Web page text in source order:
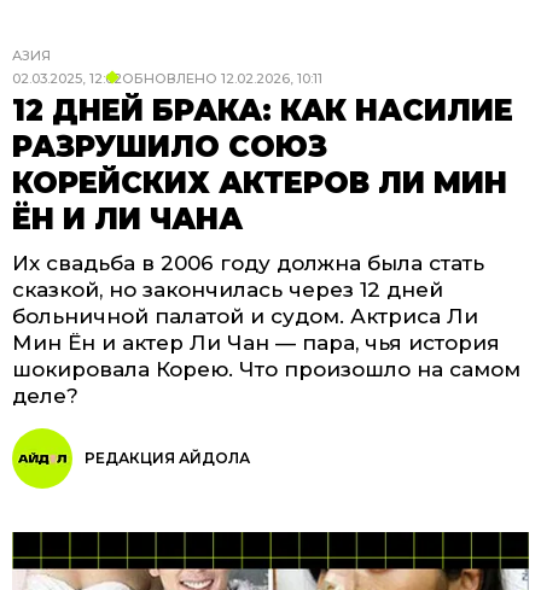
АЗИЯ
02.03.2025, 12:02ОБНОВЛЕНО 12.02.2026, 10:11
12 ДНЕЙ БРАКА: КАК НАСИЛИЕ
РАЗРУШИЛО СОЮЗ
КОРЕЙСКИХ АКТЕРОВ ЛИ МИН
ЁН И ЛИ ЧАНА
Их свадьба в 2006 году должна была стать
сказкой, но закончилась через 12 дней
больничной палатой и судом. Актриса Ли
Мин Ён и актер Ли Чан — пара, чья история
шокировала Корею. Что произошло на самом
деле?
РЕДАКЦИЯ АЙДОЛА